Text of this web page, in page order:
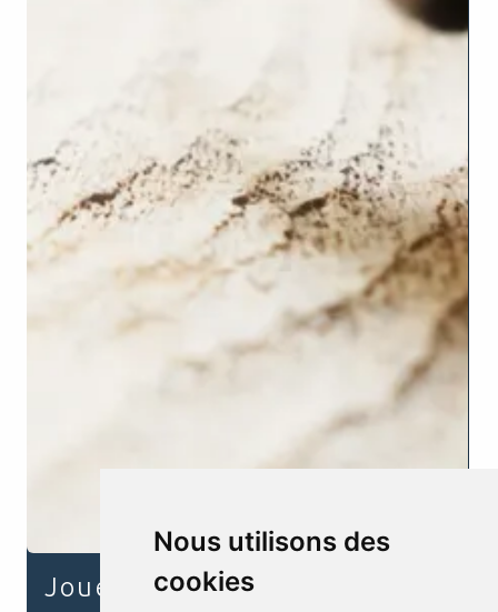
Nous utilisons des
cookies
Jouet en bois